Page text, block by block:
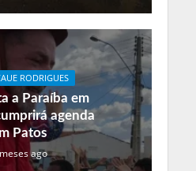
RODRIGUES
a Paraíba em
agenda
Patos
ago